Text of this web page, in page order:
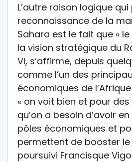
L’autre raison logique
reconnaissance de la
Sahara est le fait que «
la vision stratégique du
VI, s’affirme, depuis
comme l’un des
économiques de l’Afrique
« on voit bien et pour
qu’on a besoin d’avoir
pôles économiques et
permettent de booster le
poursuivi Francisque